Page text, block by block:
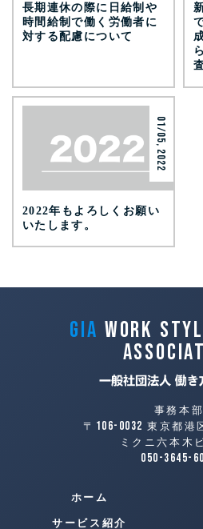
長期連休の際に日給制や
時間給制で働く労働者に
対する配慮について
01/05, 2022
2022年もよろしくお願い
いたします。
GIA Work
事務本部
〒 106-0032 東京都港
ミクニ六本木
050-3645-
ホーム
サービス紹介